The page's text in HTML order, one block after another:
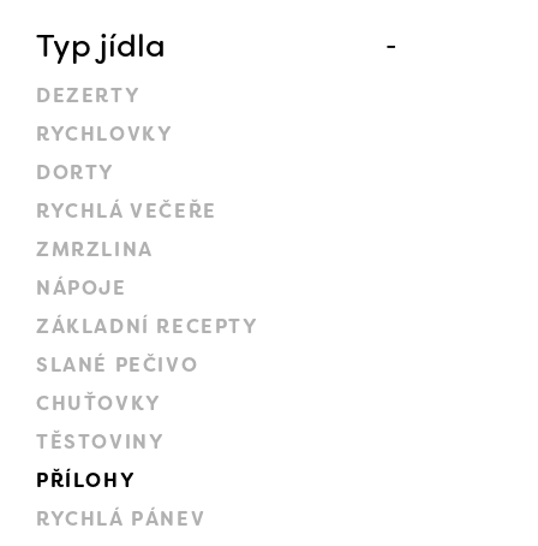
Typ jídla
DEZERTY
RYCHLOVKY
DORTY
RYCHLÁ VEČEŘE
ZMRZLINA
NÁPOJE
ZÁKLADNÍ RECEPTY
SLANÉ PEČIVO
CHUŤOVKY
TĚSTOVINY
PŘÍLOHY
RYCHLÁ PÁNEV